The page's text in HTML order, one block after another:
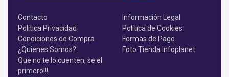
Contacto
Información Legal
Política Privacidad
Política de Cookies
Condiciones de Compra
Formas de Pago
¿Quienes Somos?
Foto Tienda Infoplanet
Que no te lo cuenten, se el
primero!!!